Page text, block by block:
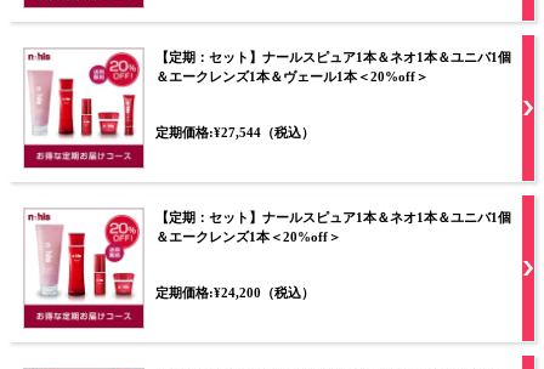
【定期：セット】ナールスピュア1本＆ネオ1本＆ユニバ1個
＆エークレンズ1本＆ヴェール1本＜20%off＞
定期価格:¥27,544（税込）
【定期：セット】ナールスピュア1本＆ネオ1本＆ユニバ1個
＆エークレンズ1本＜20%off＞
定期価格:¥24,200（税込）